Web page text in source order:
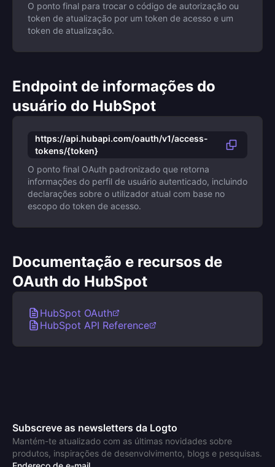
O ponto final para trocar o código de autorização ou
token de atualização por um token de acesso e um
token de atualização.
Endpoint de informações do
usuário do HubSpot
https://api.hubapi.com/oauth/v1/access-
tokens/{token}
O ponto final OAuth padronizado que retorna
informações do perfil de usuário autenticado, incluindo
declarações sobre o utilizador atual com base no
escopo do token de acesso.
Documentação e recursos de
OAuth do HubSpot
HubSpot OAuth
HubSpot API Reference
Subscreve as newsletters da Logto
Mantém-te atualizado com as últimas novidades sobre
produtos, inspirações de desenvolvimento, blogs e pesquisas.